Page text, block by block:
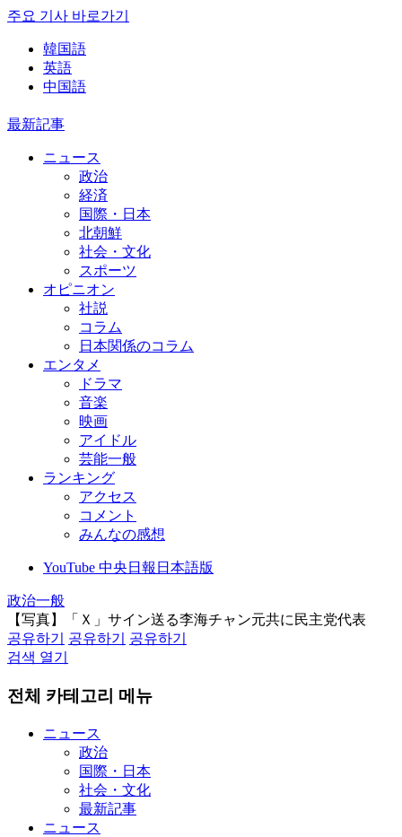
주요 기사 바로가기
韓国語
英語
中国語
最新記事
ニュース
政治
経済
国際・日本
北朝鮮
社会・文化
スポーツ
オピニオン
社説
コラム
日本関係のコラム
エンタメ
ドラマ
音楽
映画
アイドル
芸能一般
ランキング
アクセス
コメント
みんなの感想
YouTube 中央日報日本語版
政治一般
【写真】「Ｘ」サイン送る李海チャン元共に民主党代表
공유하기
공유하기
공유하기
검색 열기
전체 카테고리 메뉴
ニュース
政治
国際・日本
社会・文化
最新記事
ニュース